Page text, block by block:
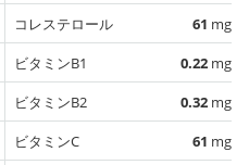
コレステロール
61 mg
ビタミンB1
0.22 mg
ビタミンB2
0.32 mg
ビタミンC
61 mg